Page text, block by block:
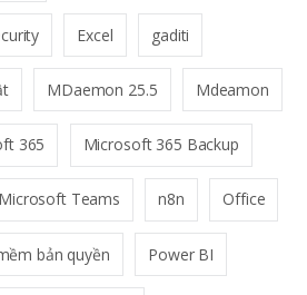
Excel gaditi
MDaemon 25.5 Mdeamon
365 Microsoft 365 Backup
Microsoft Teams n8n Office
bản quyền Power BI